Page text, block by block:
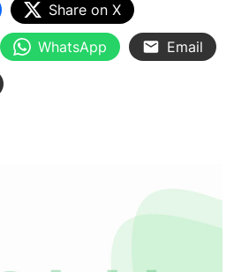
Share on X
WhatsApp Email